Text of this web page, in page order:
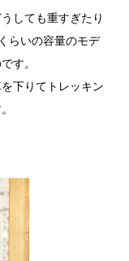
しても重すぎたり
らいの容量のモデ
す。
下りてトレッキン